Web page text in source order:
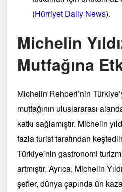
(Hürriyet Daily News)​.
Michelin
Mutfağına
Michelin Rehberi’nin
mutfağının uluslararası
katkı sağlamıştır. Michelin
fazla turist tarafından
Türkiye’nin gastronomi
artmıştır. Ayrıca, Michelin
şefler, dünya çapında ün